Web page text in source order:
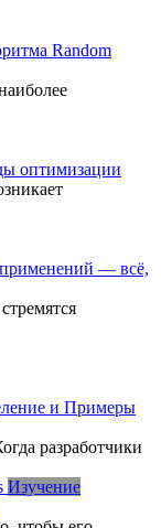
Random
оптимизации
применений — всё,
и Примеры
разработчики
Изучение